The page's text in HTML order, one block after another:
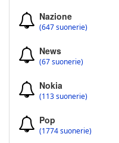
Nazione
(647 suonerie)
News
(67 suonerie)
Nokia
(113 suonerie)
Pop
(1774 suonerie)